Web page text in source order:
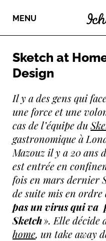
MENU
Sketch at
Design
Il y a des gens qui
une force et une
cas de l’équipe du
gastronomique à
Mazouz il y a 20 ans
est entrée en
fois en mars dernier
de suite mis en ordre
pas un virus qui va
Sketch». Elle décide
home, un take away